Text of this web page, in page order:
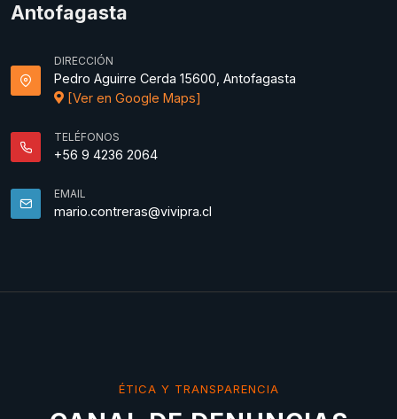
Antofagasta
DIRECCIÓN
Pedro Aguirre Cerda 15600, Antofagasta
[Ver en Google Maps]
TELÉFONOS
+56 9 4236 2064
EMAIL
mario.contreras@vivipra.cl
ÉTICA Y TRANSPARENCIA